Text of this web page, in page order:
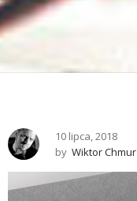
10 lipca, 2018
by Wiktor Chmur